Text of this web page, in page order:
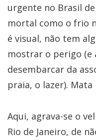
urgente no Brasil
mortal como o frio
é visual, não tem
mostrar o perigo (e
desembarcar da
praia, o lazer). Mata
Aqui, agrava-se o
Rio de Janeiro, de